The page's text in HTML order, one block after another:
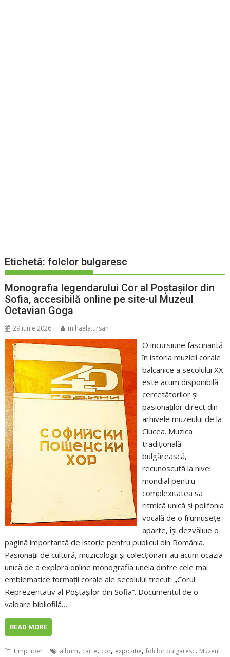
Etichetă:folclor bulgaresc
Monografia legendarului Cor al Poștașilor din
Sofia, accesibilă online pe site-ul Muzeul
Octavian Goga
29 iunie 2026 mihaela.ursan
O incursiune fascinantă
în istoria muzicii corale
balcanice a secolului XX
este acum disponibilă
cercetătorilor și
pasionaților direct din
arhivele muzeului de la
Ciucea. Muzica
tradițională
bulgărească,
recunoscută la nivel
mondial pentru
complexitatea sa
ritmică unică și polifonia
vocală de o frumusețe
aparte, își dezvăluie o
pagină importantă de istorie pentru publicul din România.
Pasionații de cultură, muzicologii și colecționarii au acum ocazia
unică de a explora online monografia uneia dintre cele mai
emblematice formații corale ale secolului trecut: „Corul
Reprezentativ al Poștașilor din Sofia”. Documentul de o
valoare bibliofilă…
READ MORE
Timp liber album, carte, cor, expozitie,folclor bulgaresc, Muzeul